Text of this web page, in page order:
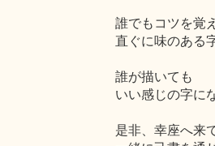
誰でもコツを覚
直ぐに味のある
誰が描いても
いい感じの字に
是非、幸座へ来